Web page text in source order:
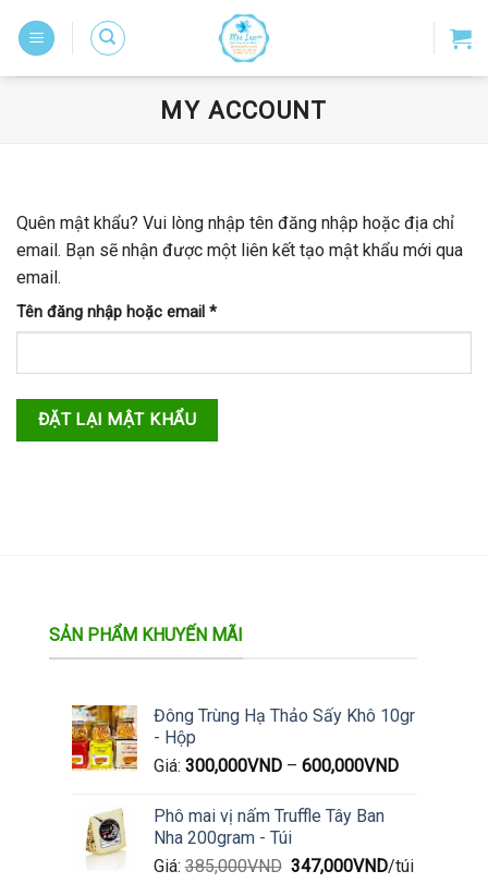
MY ACCOUNT
Quên mật khẩu? Vui lòng nhập tên đăng nhập hoặc địa chỉ
email. Bạn sẽ nhận được một liên kết tạo mật khẩu mới qua
email.
Tên đăng nhập hoặc email *Bắt
buộc
ĐẶT LẠI MẬT KHẨU
SẢN PHẨM KHUYẾN MÃI
Đông Trùng Hạ Thảo Sấy Khô 10gr
- Hộp
Giá: 300,000VND– 600,000VND
Phô mai vị nấm Truffle Tây Ban
Nha 200gram - Túi
Giá: 385,000VND Giá
347,000VNDGiá
/túi